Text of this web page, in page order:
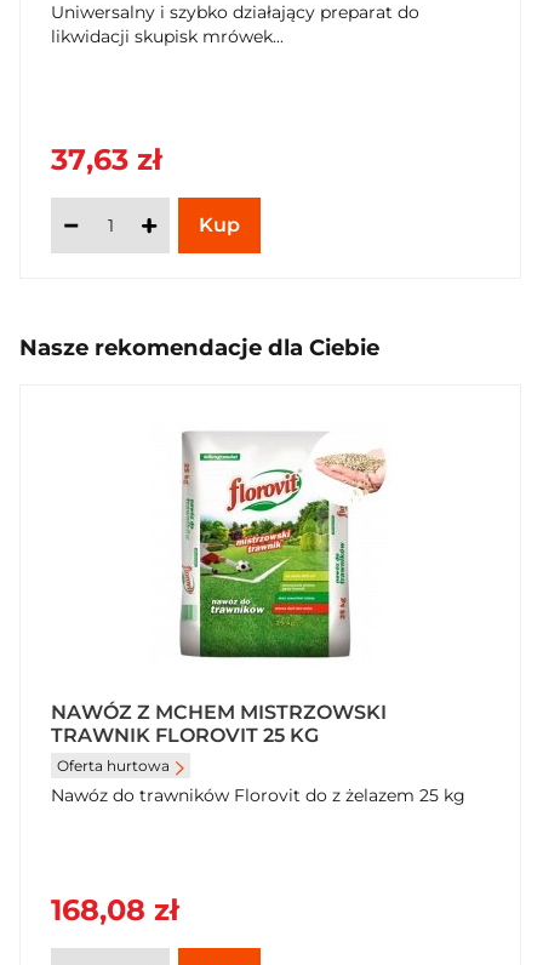
Uniwersalny i szybko działający preparat do
likwidacji skupisk mrówek...
37,63 zł
Nasze rekomendacje dla Ciebie
NAWÓZ Z MCHEM MISTRZOWSKI
TRAWNIK FLOROVIT 25 KG
Oferta hurtowa
Nawóz do trawników Florovit do z żelazem 25 kg
168,08 zł